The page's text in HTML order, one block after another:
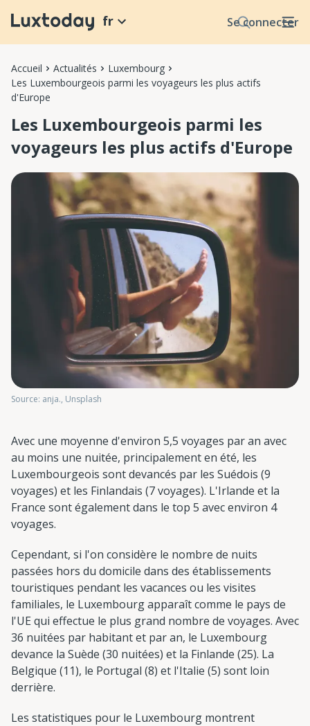
Se connecter
fr
Accueil Actualités
Luxembourg
Les Luxembourgeois parmi les voyageurs les plus actifs
d'Europe
Les Luxembourgeois parmi les
voyageurs les plus actifs d'Europe
Source: anja., Unsplash
Avec une moyenne d'environ 5,5 voyages par an avec
au moins une nuitée, principalement en été, les
Luxembourgeois sont devancés par les Suédois (9
voyages) et les Finlandais (7 voyages). L'Irlande et la
France sont également dans le top 5 avec environ 4
voyages.
Cependant, si l'on considère le nombre de nuits
passées hors du domicile dans des établissements
touristiques pendant les vacances ou les visites
familiales, le Luxembourg apparaît comme le pays de
l'UE qui effectue le plus grand nombre de voyages. Avec
36 nuitées par habitant et par an, le Luxembourg
devance la Suède (30 nuitées) et la Finlande (25). La
Belgique (11), le Portugal (8) et l'Italie (5) sont loin
derrière.
Les statistiques pour le Luxembourg montrent